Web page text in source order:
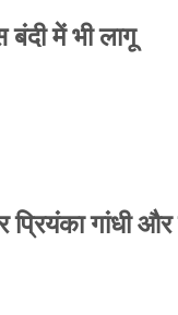
बंदी में भी लागू
प्रियंका गांधी